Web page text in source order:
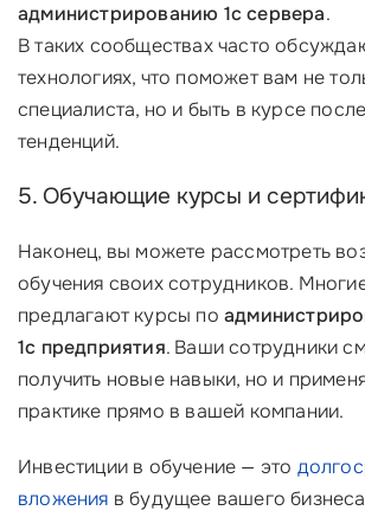
администрированию 1с сервера.
В таких сообществах часто
технологиях, что поможет вам не
специалиста, но и быть в курсе
тенденций.
5. Обучающие курсы и
Наконец, вы можете рассмотреть
обучения своих сотрудников.
предлагают курсы по
1с предприятия. Ваши сотрудники
получить новые навыки, но и
практике прямо в вашей компании.
Инвестиции в обучение — это
вложения в будущее вашего